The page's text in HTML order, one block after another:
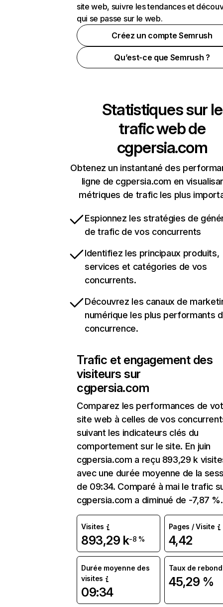
site web, suivre les tendances et
qui se passe sur le web.
Créez un compte Semrush
Qu’est-ce que Semrush ?
Statistiques sur le
trafic web de
cgpersia.com
Obtenez un instantané des
ligne de cgpersia.com en
métriques de trafic les plus
Espionnez les stratégies de
de trafic de vos concurrents
Identifiez les principaux produits,
services et catégories de vos
concurrents.
Découvrez les canaux de
numérique les plus performants
concurrence.
Trafic et engagement des
visiteurs sur
cgpersia.com
Comparez les performances de
site web à celles de vos
suivant les indicateurs clés du
comportement sur le site. En juin
cgpersia.com a reçu 893,29 k
avec une durée moyenne de la
de 09:34. Comparé à mai le trafic
cgpersia.com a diminué de -7,87 %.
Visites
893,29 k-8 %
Pages / Visite
4,42
Durée moyenne des
visites
09:34
Taux de rebond
45,29 %